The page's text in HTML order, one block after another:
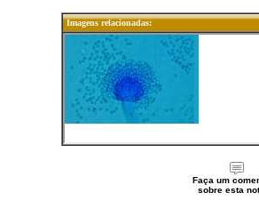
Imagens relacionadas:
Faça um
sobre esta